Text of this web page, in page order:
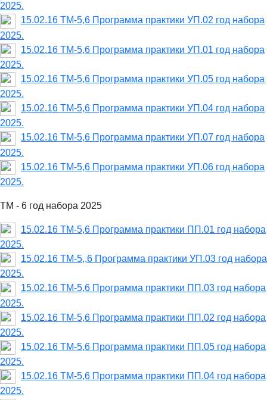
2025.
15.02.16 ТМ-5,6 Программа практики УП.02 год набора
2025.
15.02.16 ТМ-5,6 Программа практики УП.01 год набора
2025.
15.02.16 ТМ-5,6 Программа практики УП.05 год набора
2025.
15.02.16 ТМ-5,6 Программа практики УП.04 год набора
2025.
15.02.16 ТМ-5,6 Программа практики УП.07 год набора
2025.
15.02.16 ТМ-5,6 Программа практики УП.06 год набора
2025.
ТМ - 6 год набора 2025
15.02.16 ТМ-5,6 Программа практики ПП.01 год набора
2025.
15.02.16 ТМ-5,,6 Программа практики УП.03 год набора
2025.
15.02.16 ТМ-5,6 Программа практики ПП.03 год набора
2025.
15.02.16 ТМ-5,6 Программа практики ПП.02 год набора
2025.
15.02.16 ТМ-5,6 Программа практики ПП.05 год набора
2025.
15.02.16 ТМ-5,6 Программа практики ПП.04 год набора
2025.